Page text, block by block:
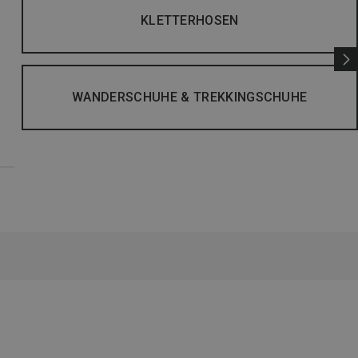
KLETTERHOSEN
WANDERSCHUHE & TREKKINGSCHUHE